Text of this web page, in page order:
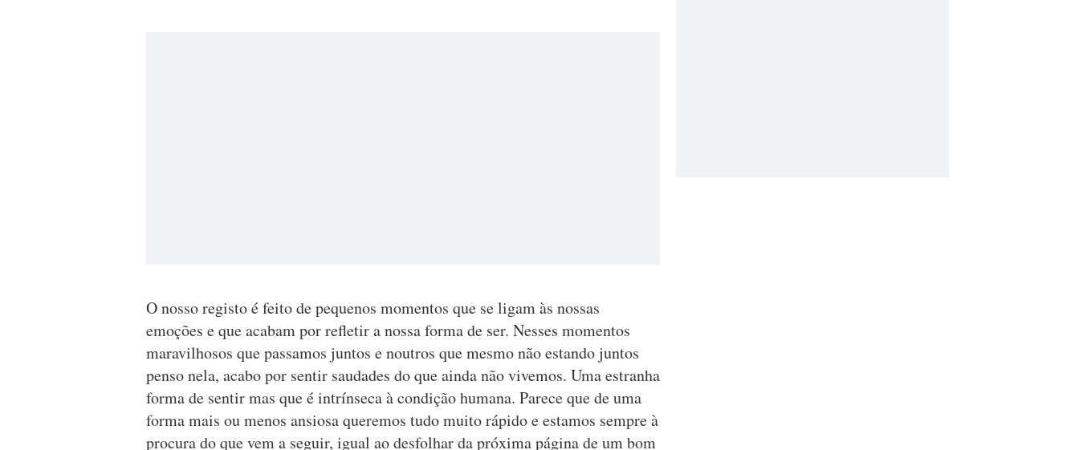
O nosso registo é feito de pequenos momentos que se ligam às nossas
emoções e que acabam por refletir a nossa forma de ser. Nesses momentos
maravilhosos que passamos juntos e noutros que mesmo não estando juntos
penso nela, acabo por sentir saudades do que ainda não vivemos. Uma estranha
forma de sentir mas que é intrínseca à condição humana. Parece que de uma
forma mais ou menos ansiosa queremos tudo muito rápido e estamos sempre à
procura do que vem a seguir, igual ao desfolhar da próxima página de um bom